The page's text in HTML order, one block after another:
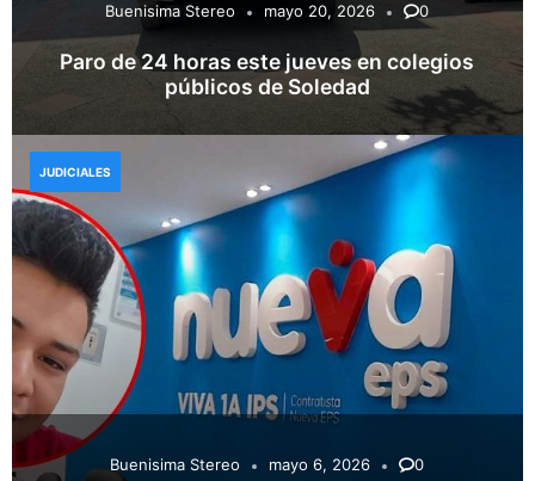
Buenisima Stereo mayo 20, 2026 0
Paro de 24 horas este jueves en colegios
públicos de Soledad
Buenisima Stereo mayo 6, 2026 0
JUDICIALES